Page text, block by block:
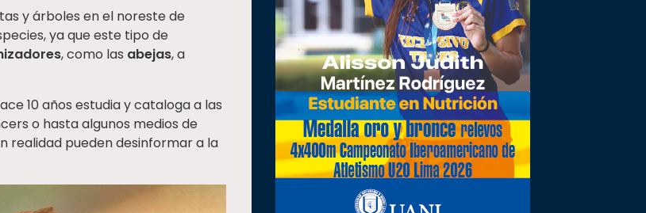
y árboles en el noreste de
ya que este tipo de
, como las abejas, a
10 años estudia y cataloga a las
o hasta algunos medios de
realidad pueden desinformar a la